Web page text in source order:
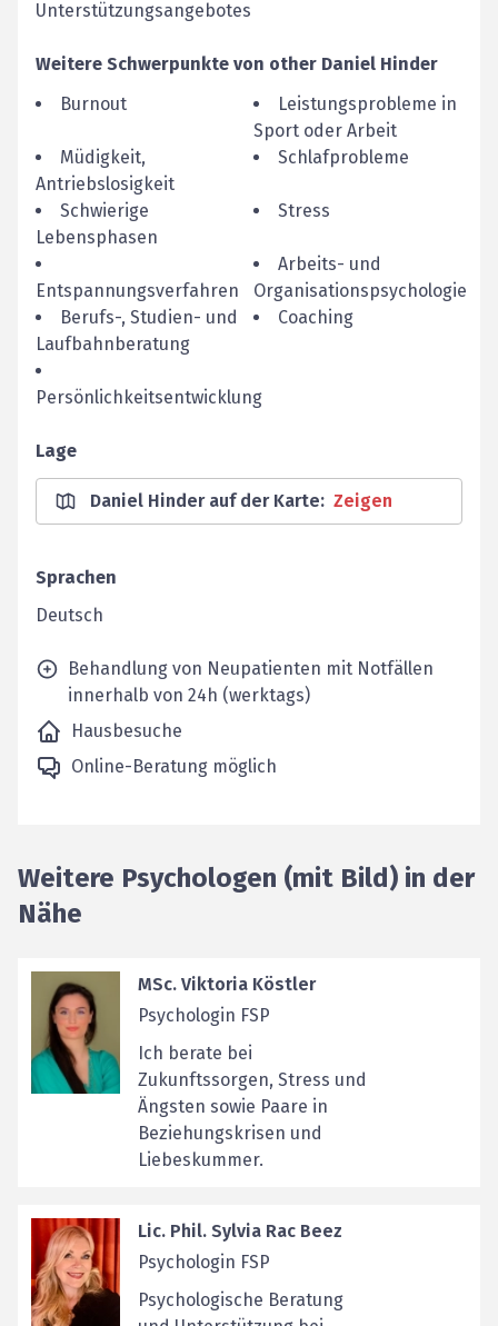
Unterstützungsangebotes
Weitere Schwerpunkte von other Daniel Hinder
Burnout
Leistungsprobleme in
Sport oder Arbeit
Müdigkeit,
Antriebslosigkeit
Schlafprobleme
Schwierige
Lebensphasen
Stress
Entspannungsverfahren
Arbeits- und
Organisationspsychologie
Berufs-, Studien- und
Laufbahnberatung
Coaching
Persönlichkeitsentwicklung
Lage
Daniel Hinder auf der Karte: Zeigen
Sprachen
Deutsch
Behandlung von Neupatienten mit Notfällen
innerhalb von 24h (werktags)
Hausbesuche
Online-Beratung möglich
Weitere Psychologen (mit Bild) in der
Nähe
MSc. Viktoria Köstler
Psychologin FSP
Ich berate bei
Zukunftssorgen, Stress und
Ängsten sowie Paare in
Beziehungskrisen und
Liebeskummer.
Lic. Phil. Sylvia Rac Beez
Psychologin FSP
Psychologische Beratung